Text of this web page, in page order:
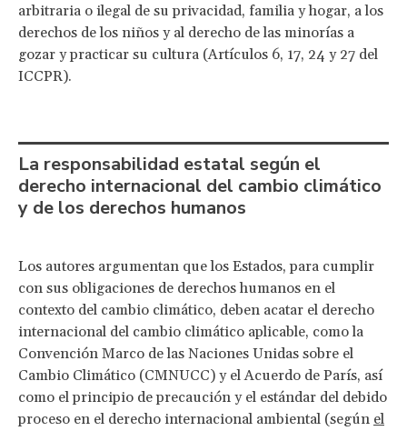
arbitraria o ilegal de su privacidad, familia y hogar, a los
derechos de los niños y al derecho de las minorías a
gozar y practicar su cultura (Artículos 6, 17, 24 y 27 del
ICCPR).
La responsabilidad estatal según el
derecho internacional del cambio climático
y de los derechos humanos
Los autores argumentan que los Estados, para cumplir
con sus obligaciones de derechos humanos en el
contexto del cambio climático, deben acatar el derecho
internacional del cambio climático aplicable, como la
Convención Marco de las Naciones Unidas sobre el
Cambio Climático (CMNUCC) y el Acuerdo de París, así
como el principio de precaución y el estándar del debido
proceso en el derecho internacional ambiental (según el